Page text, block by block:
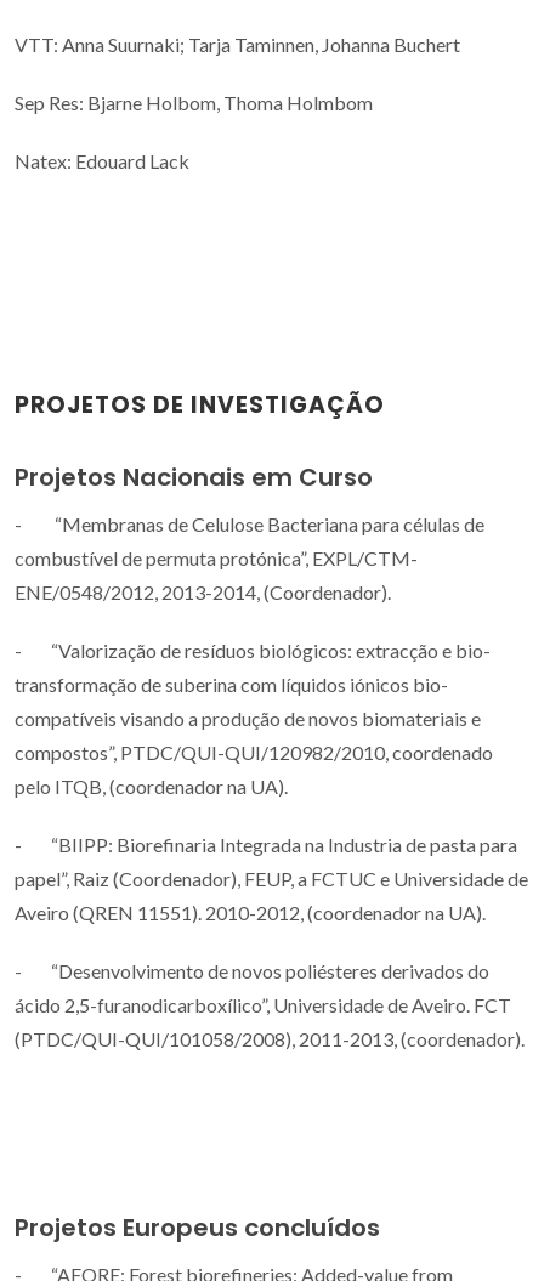
VTT: Anna Suurnaki; Tarja Taminnen, Johanna Buchert
Sep Res: Bjarne Holbom, Thoma Holmbom
Natex: Edouard Lack
PROJETOS DE INVESTIGAÇÃO
Projetos Nacionais em Curso
- “Membranas de Celulose Bacteriana para células de
combustível de permuta protónica”, EXPL/CTM-
ENE/0548/2012, 2013-2014, (Coordenador).
- “Valorização de resíduos biológicos: extracção e bio-
transformação de suberina com líquidos iónicos bio-
compatíveis visando a produção de novos biomateriais e
compostos”, PTDC/QUI-QUI/120982/2010, coordenado
pelo ITQB, (coordenador na UA).
- “BIIPP: Biorefinaria Integrada na Industria de pasta para
papel”, Raiz (Coordenador), FEUP, a FCTUC e Universidade de
Aveiro (QREN 11551). 2010-2012, (coordenador na UA).
- “Desenvolvimento de novos poliésteres derivados do
ácido 2,5-furanodicarboxílico”, Universidade de Aveiro. FCT
(PTDC/QUI-QUI/101058/2008), 2011-2013, (coordenador).
Projetos Europeus concluídos
- “AFORE: Forest biorefineries: Added-value from